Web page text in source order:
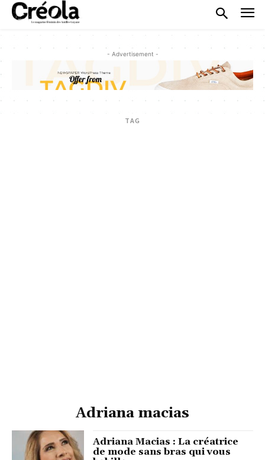
- Advertisement -
TAG
Adriana macias
Adriana Macias : La créatrice
de mode sans bras qui vous